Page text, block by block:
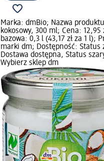
Marka: dmBio; Nazwa
kokosowy, 300 ml; Cena: 12,95
bazowa: 0,3 l (43,17 zł za 1 l);
marki dm; Dostępność: Status
Dostawa dostępna, Status
Wybierz sklep dm